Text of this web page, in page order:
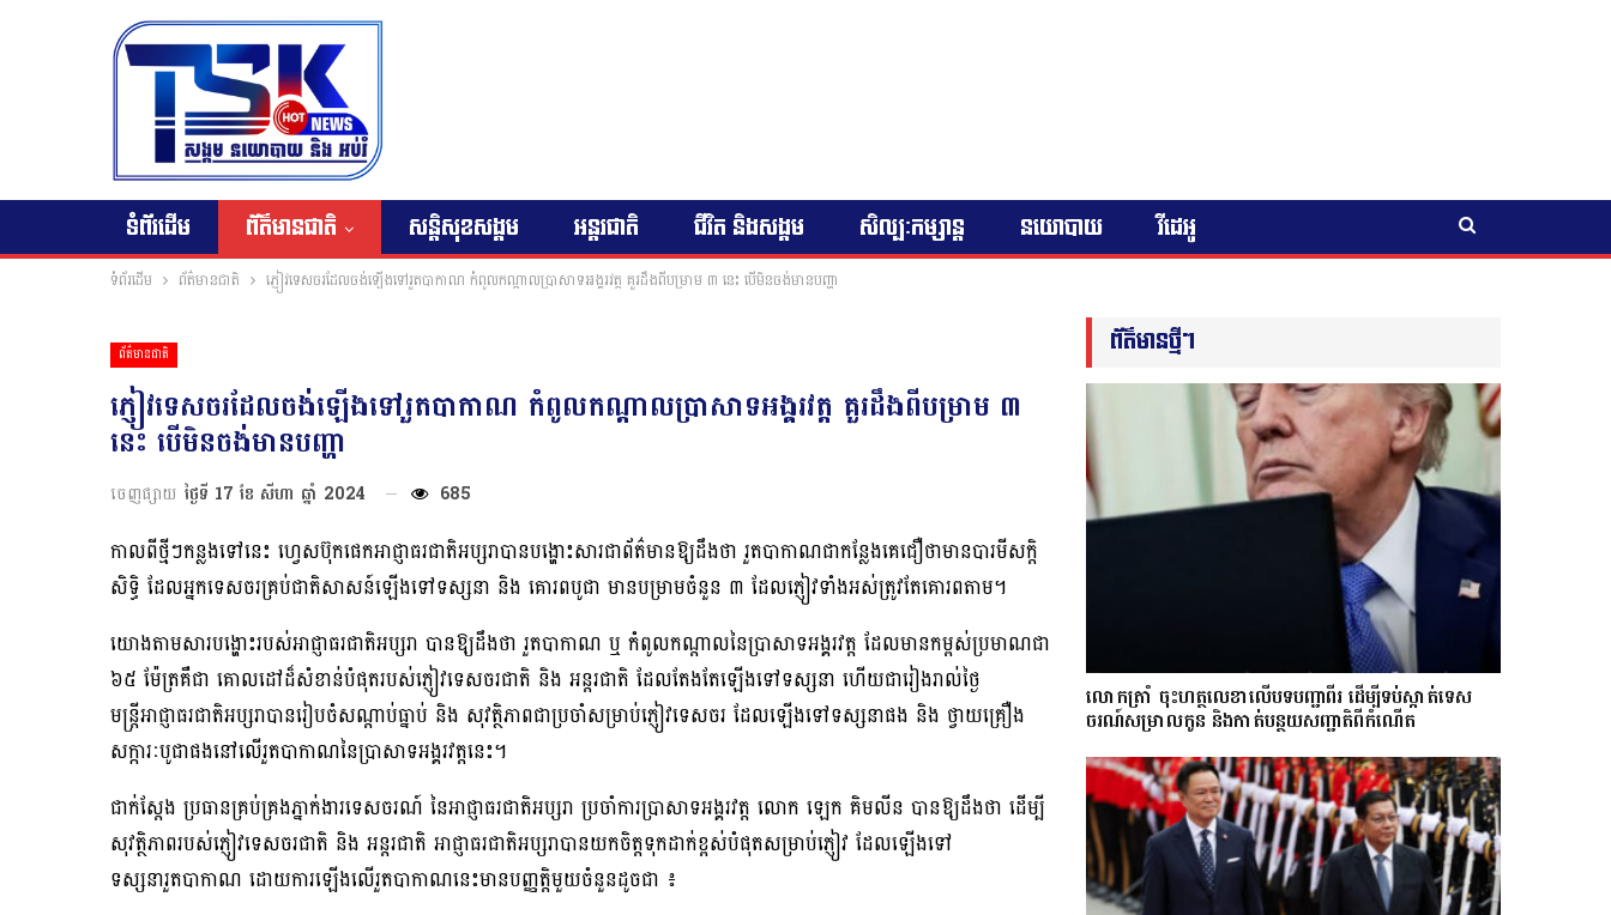
ទំព័រដើម ព័ត៌មានជាតិ សន្តិសុខសង្គម អន្តរជាតិ ជីវិត និងសង្គម សិល្បៈកម្សាន្ត នយោបាយ វីដេអូ
ទំព័រដើម ព័ត៌មានជាតិ ភ្ញៀវទេសចរដែលចង់ឡើងទៅរួតបាកាណ កំពូលកណ្ដាលប្រាសាទអង្គរវត្ត គួរដឹងពីបម្រាម ៣ នេះ បើមិនចង់មានបញ្ហា
ព័ត៌មានជាតិ
ភ្ញៀវទេសចរដែលចង់ឡើងទៅរួតបាកាណ កំពូលកណ្ដាលប្រាសាទអង្គរវត្ត គួរដឹងពីបម្រាម ៣
នេះ បើមិនចង់មានបញ្ហា
ចេញផ្សាយ ថ្ងៃទី 17 ខែ សីហា ឆ្នាំ 2024 685
កាលពីថ្មីៗកន្លងទៅនេះ ហ្វេសប៊ុកផេកអាជ្ញាធរជាតិអប្សរាបានបង្ហោះសារជាព័ត៌មានឱ្យដឹងថា រួតបាកាណជាកន្លែងគេជឿថាមានបារមីសក្តិ
សិទ្ធិ ដែលអ្នកទេសចរគ្រប់ជាតិសាសន៍ឡើងទៅទស្សនា និង គោរពបូជា មានបម្រាមចំនួន ៣ ដែលភ្ញៀវទាំងអស់ត្រូវតែគោរពតាម។
យោងតាមសារបង្ហោះរបស់អាជ្ញាធរជាតិអប្សរា បានឱ្យដឹងថា រួតបាកាណ ឬ កំពូលកណ្ដាលនៃប្រាសាទអង្គរវត្ត ដែលមានកម្ពស់ប្រមាណជា
៦៥ ម៉ែត្រគឺជា គោលដៅដ៏សំខាន់បំផុតរបស់ភ្ញៀវទេសចរជាតិ និង អន្តរជាតិ ដែលតែងតែឡើងទៅទស្សនា ហើយជារៀងរាល់ថ្ងៃ
មន្ត្រីអាជ្ញាធរជាតិអប្សរាបានរៀបចំសណ្តាប់ធ្នាប់ និង សុវត្ថិភាពជាប្រចាំសម្រាប់ភ្ញៀវទេសចរ ដែលឡើងទៅទស្សនាផង និង ថ្វាយគ្រឿង
សក្ការៈបូជាផងនៅលើរួតបាកាណនៃប្រាសាទអង្គរវត្តនេះ។
ជាក់ស្ដែង ប្រធានគ្រប់គ្រងភ្នាក់ងារទេសចរណ៍ នៃអាជ្ញាធរជាតិអប្សរា ប្រចាំការប្រាសាទអង្គរវត្ត លោក ឡេក គិមលីន បានឱ្យដឹងថា ដើម្បី
សុវត្ថិភាពរបស់ភ្ញៀវទេសចរជាតិ និង អន្តរជាតិ អាជ្ញាធរជាតិអប្សរាបានយកចិត្តទុកដាក់ខ្ពស់បំផុតសម្រាប់ភ្ញៀវ ដែលឡើងទៅ
ទស្សនារួតបាកាណ ដោយការឡើងលើរួតបាកាណនេះមានបញ្ញត្តិមួយចំនួនដូចជា ៖
ព័ត៌មានថ្មីៗ
លោក​ត្រាំ ចុះហត្ថលេខាលើបទបញ្ជាពីរ ដើម្បីទប់ស្កាត់ទេស​
ចរណ៍សម្រាលកូន និងកាត់បន្ថយសញ្ជាតិពីកំណើត